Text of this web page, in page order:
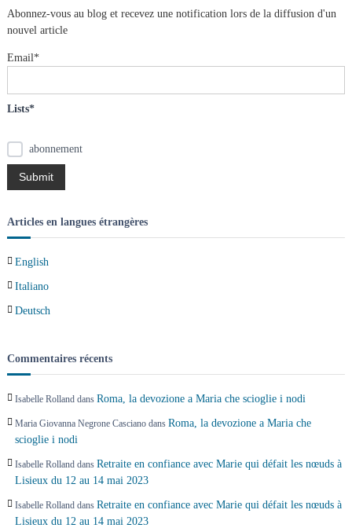
a
t
i
n
e
l
’
r
t
c
c
h
e
r
e
r
Abonnez-vous au blog et recevez une notification lors de la diffusion d'un
nouvel article
Email*
Lists*
abonnement
Articles en langues étrangères
English
Italiano
Deutsch
Commentaires récents
Isabelle Rollanddans Roma, la devozione a Maria che scioglie i nodi
Maria Giovanna Negrone Cascianodans Roma, la devozione a Maria che
scioglie i nodi
Isabelle Rollanddans Retraite en confiance avec Marie qui défait les nœuds à
Lisieux du 12 au 14 mai 2023
Isabelle Rollanddans Retraite en confiance avec Marie qui défait les nœuds à
Lisieux du 12 au 14 mai 2023